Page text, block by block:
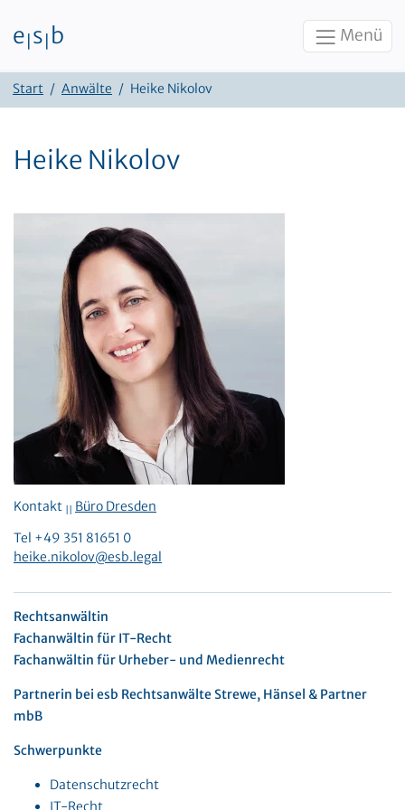
e s b Menü
Start Anwälte Heike Nikolov
Heike Nikolov
Kontakt
Büro Dresden
Tel +49 351 81651 0
heike.nikolov@esb.legal
Rechtsanwältin
Fachanwältin für IT-Recht
Fachanwältin für Urheber- und Medienrecht
Partnerin bei esb Rechtsanwälte Strewe, Hänsel & Partner
mbB
Schwerpunkte
Datenschutzrecht
IT-Recht